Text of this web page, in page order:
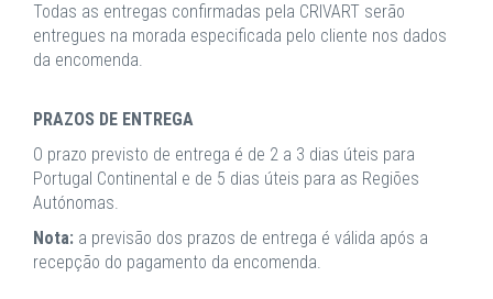
Todas as entregas confirmadas pela CRIVART serão
entregues na morada especificada pelo cliente nos dados
da encomenda.
PRAZOS DE ENTREGA
O prazo previsto de entrega é de 2 a 3 dias úteis para
Portugal Continental e de 5 dias úteis para as Regiões
Autónomas.
Nota: a previsão dos prazos de entrega é válida após a
recepção do pagamento da encomenda.